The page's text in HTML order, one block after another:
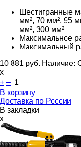
Шестигранные
мм², 70 мм², 95
мм², 300 мм²
Максимальное
Максимальный
10 881 руб. Наличие:
х
+ –
В корзину
Доставка по России
В закладки
x